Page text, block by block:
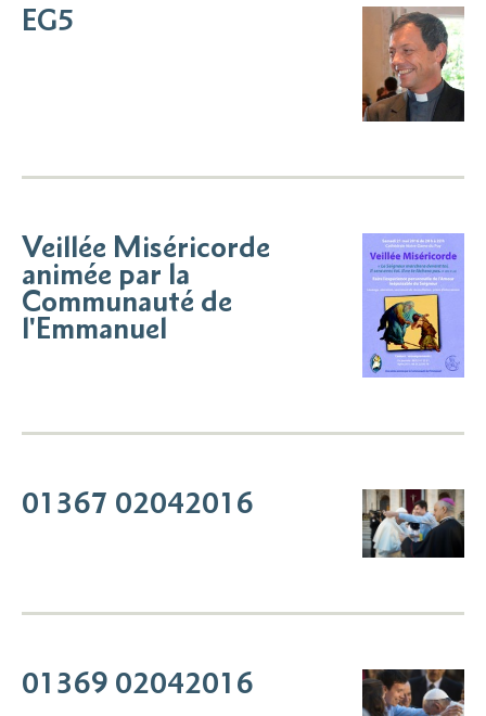
EG5
Veillée Miséricorde
animée par la
Communauté de
l'Emmanuel
01367 02042016
01369 02042016